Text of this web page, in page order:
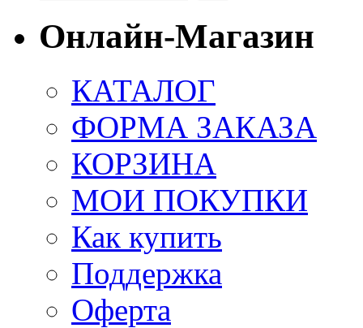
Онлайн-Магазин
КАТАЛОГ
ФОРМА ЗАКАЗА
КОРЗИНА
МОИ ПОКУПКИ
Как купить
Поддержка
Оферта